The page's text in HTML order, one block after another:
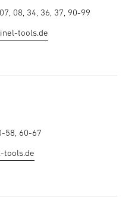
08, 34, 36, 37, 90-99
tools.de
58, 60-67
tools.de